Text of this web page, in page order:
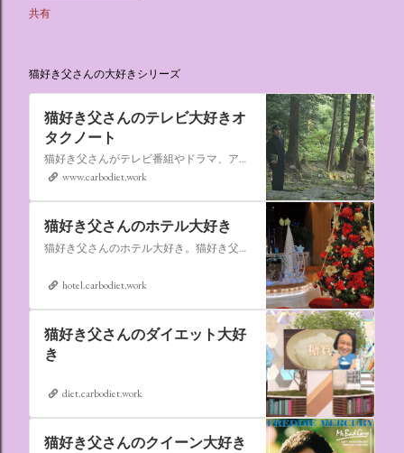
共有
猫好き父さんの大好きシリーズ
猫好き父さんのテレビ大好きオ
タクノート
猫好き父さんがテレビ番組やドラマ、アニメ、特撮ヒーロー,そしてダイエットについて書いたブログです。
www.carbodiet.work
猫好き父さんのホテル大好き
猫好き父さんのホテル大好き。猫好き父さんが宿泊したホテルの情報を徒然なるままに書いていきます。
hotel.carbodiet.work
猫好き父さんのダイエット大好
き
diet.carbodiet.work
猫好き父さんのクイーン大好き